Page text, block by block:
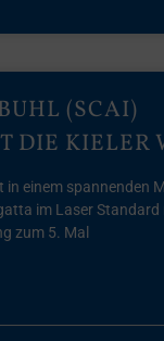
(SCAI)
DIE KIELER
in einem spannenden
im Laser Standard
zum 5. Mal